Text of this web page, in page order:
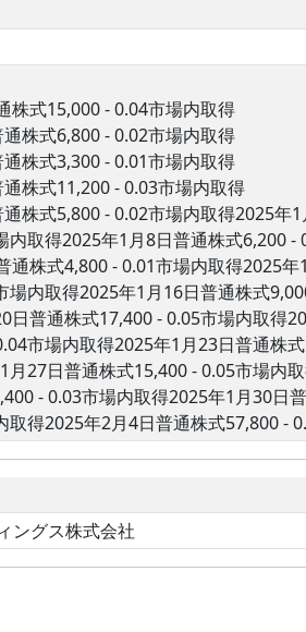
株式15,000 - 0.04市場内取得
株式6,800 - 0.02市場内取得
株式3,300 - 0.01市場内取得
株式11,200 - 0.03市場内取得
株式5,800 - 0.02市場内取得2025
内取得2025年1月8日普通株式6,200
通株式4,800 - 0.01市場内取得2025
場内取得2025年1月16日普通株式
日普通株式17,400 - 0.05市場内取得
市場内取得2025年1月23日普通株
月27日普通株式15,400 - 0.05市場内
- 0.03市場内取得2025年1月30日
取得2025年2月4日普通株式57,800 -
ングス株式会社